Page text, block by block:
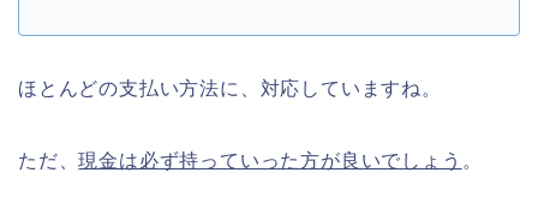
ほとんどの支払い方法に、対応していますね。
ただ、現金は必ず持っていった方が良いでしょう 。